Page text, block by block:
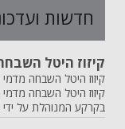
חדשות
קיזוז היטל
קיזוז היטל השבחה מדמי
בקרקע המנוהלת על